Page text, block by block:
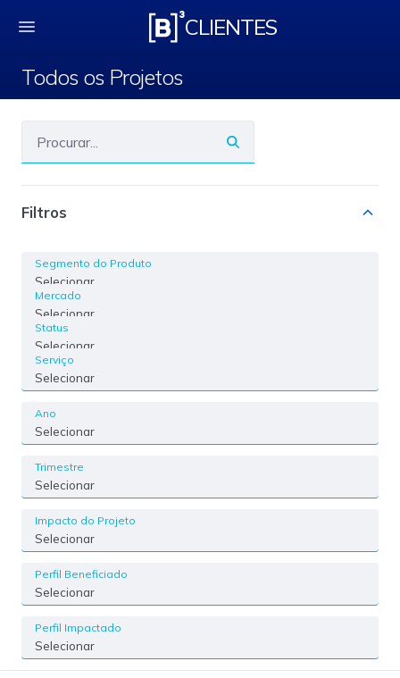
Todos os Projetos
CLIENTES
Todos os Projetos
Filtros
Segmento do Produto
Selecionar
Mercado
Selecionar
Status
Selecionar
Serviço
Selecionar
Ano
Selecionar
Trimestre
Selecionar
Impacto do Projeto
Selecionar
Perfil Beneficiado
Selecionar
Perfil Impactado
Selecionar